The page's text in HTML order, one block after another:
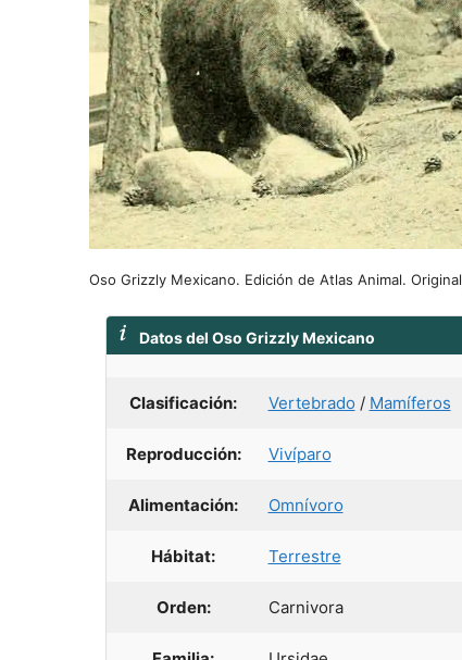
Oso Grizzly Mexicano. Edición de Atlas Animal.
Datos del Oso Grizzly Mexicano
Clasificación: Vertebrado / Mamíferos
Reproducción: Vivíparo
Alimentación: Omnívoro
Hábitat: Terrestre
Orden: Carnivora